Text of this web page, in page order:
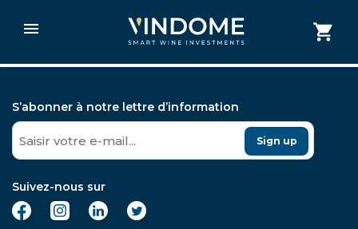
S’abonner à notre lettre d’information
Sign up
Suivez-nous sur